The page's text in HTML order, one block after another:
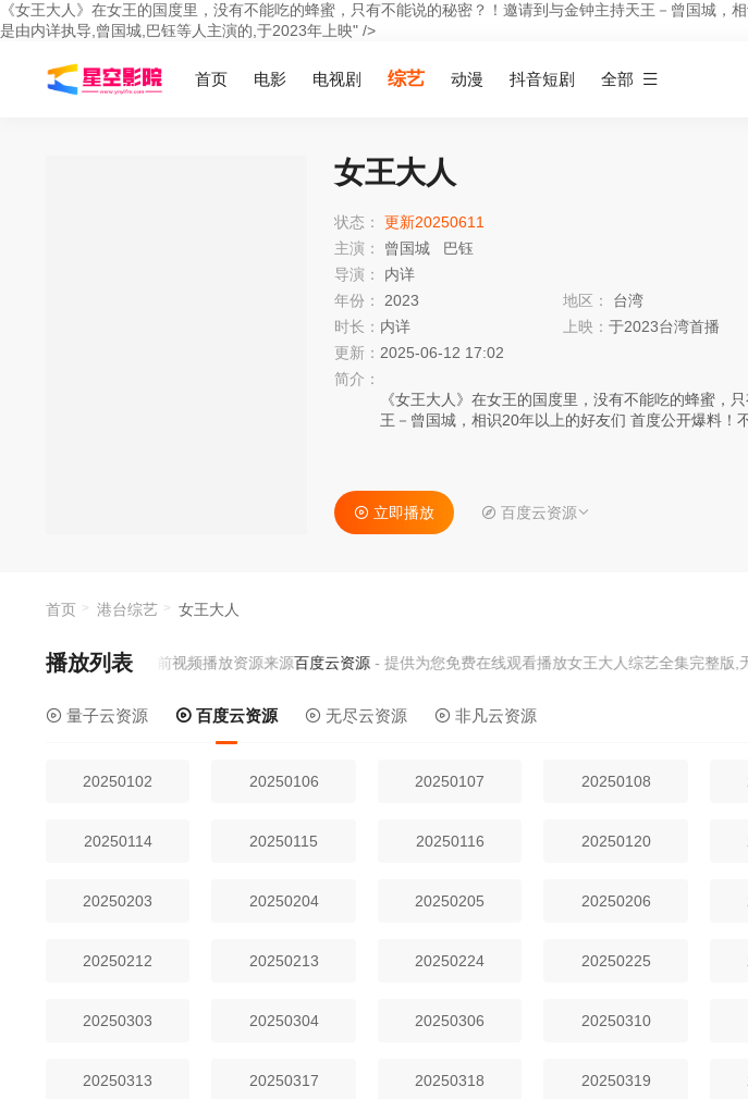
《女王大人》在女王的国度里，没有不能吃的蜂蜜，只有不能说的秘密？！邀请到与金钟主持天王－曾国城
是由内详执导,曾国城,巴钰等人主演的,于2023年上映" />
首页 电影 电视剧 综艺 动漫 抖音短剧 全部
女王大人
状态：
更新20250611
主演：
曾国城
巴钰
导演：
内详
年份：
2023 地区： 台湾
时长： 内详 上映： 于2023台湾首播
更新： 2025-06-12 17:02
简介：
《女王大人》在女王的国度里，没有不能吃的蜂蜜，
王－曾国城，相识20年以上的好友们 首度公开爆料！
立即播放 百度云资源
首页 港台综艺 女王大人
播放列表当前视频播放资源来源百度云资源- 提供为您免费在线观看播放女王大人综艺全集完整版,无
量子云资源 百度云资源 无尽云资源 非凡云资源
20250102 20250106 20250107 20250108
20250114 20250115 20250116 20250120
20250203 20250204 20250205 20250206
20250212 20250213 20250224 20250225
20250303 20250304 20250306 20250310
20250313 20250317 20250318 20250319